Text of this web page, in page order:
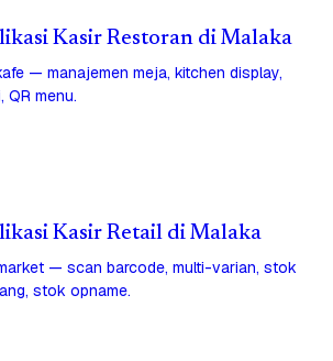
Kasir Restoran di Malaka
— manajemen meja, kitchen display,
QR menu.
Kasir Retail di Malaka
— scan barcode, multi-varian, stok
stok opname.